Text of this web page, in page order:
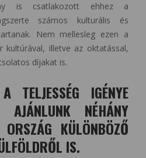
is csatlakozott ehhez a
számos kulturális és
Nem mellesleg ezen a
illetve az oktatással,
díjakat is.
TELJESSÉG IGÉNYE
NÉHÁNY
KÜLÖNBÖZŐ
IS.